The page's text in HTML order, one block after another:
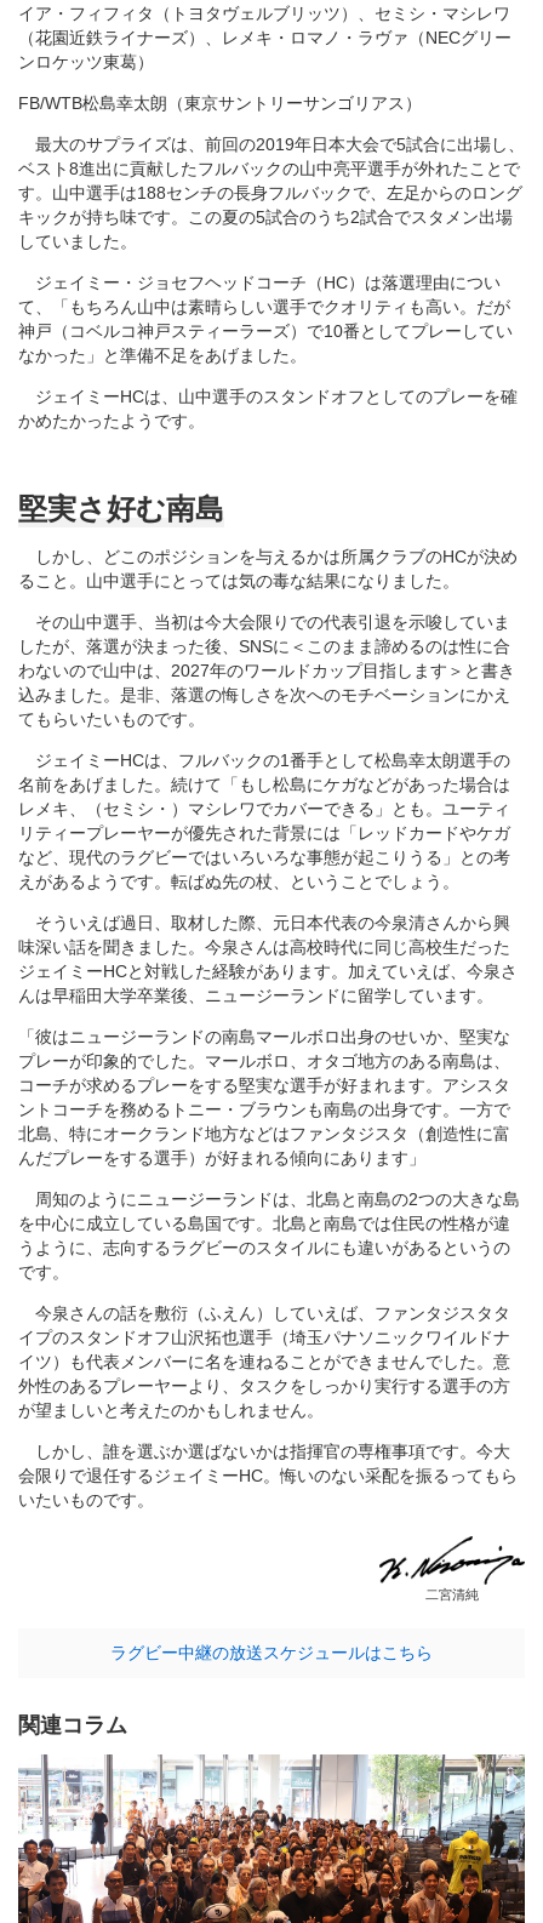
イア・フィフィタ（トヨタヴェルブリッツ）、セミシ・マシレワ
（花園近鉄ライナーズ）、レメキ・ロマノ・ラヴァ（NECグリー
ンロケッツ東葛）
FB/WTB松島幸太朗（東京サントリーサンゴリアス）
最大のサプライズは、前回の2019年日本大会で5試合に出場し、
ベスト8進出に貢献したフルバックの山中亮平選手が外れたことで
す。山中選手は188センチの長身フルバックで、左足からのロング
キックが持ち味です。この夏の5試合のうち2試合でスタメン出場
していました。
ジェイミー・ジョセフヘッドコーチ（HC）は落選理由につい
て、「もちろん山中は素晴らしい選手でクオリティも高い。だが
神戸（コベルコ神戸スティーラーズ）で10番としてプレーしてい
なかった」と準備不足をあげました。
ジェイミーHCは、山中選手のスタンドオフとしてのプレーを確
かめたかったようです。
堅実さ好む南島
しかし、どこのポジションを与えるかは所属クラブのHCが決め
ること。山中選手にとっては気の毒な結果になりました。
その山中選手、当初は今大会限りでの代表引退を示唆していま
したが、落選が決まった後、SNSに＜このまま諦めるのは性に合
わないので山中は、2027年のワールドカップ目指します＞と書き
込みました。是非、落選の悔しさを次へのモチベーションにかえ
てもらいたいものです。
ジェイミーHCは、フルバックの1番手として松島幸太朗選手の
名前をあげました。続けて「もし松島にケガなどがあった場合は
レメキ、（セミシ・）マシレワでカバーできる」とも。ユーティ
リティープレーヤーが優先された背景には「レッドカードやケガ
など、現代のラグビーではいろいろな事態が起こりうる」との考
えがあるようです。転ばぬ先の杖、ということでしょう。
そういえば過日、取材した際、元日本代表の今泉清さんから興
味深い話を聞きました。今泉さんは高校時代に同じ高校生だった
ジェイミーHCと対戦した経験があります。加えていえば、今泉さ
んは早稲田大学卒業後、ニュージーランドに留学しています。
「彼はニュージーランドの南島マールボロ出身のせいか、堅実な
プレーが印象的でした。マールボロ、オタゴ地方のある南島は、
コーチが求めるプレーをする堅実な選手が好まれます。アシスタ
ントコーチを務めるトニー・ブラウンも南島の出身です。一方で
北島、特にオークランド地方などはファンタジスタ（創造性に富
んだプレーをする選手）が好まれる傾向にあります」
周知のようにニュージーランドは、北島と南島の2つの大きな島
を中心に成立している島国です。北島と南島では住民の性格が違
うように、志向するラグビーのスタイルにも違いがあるというの
です。
今泉さんの話を敷衍（ふえん）していえば、ファンタジスタタ
イプのスタンドオフ山沢拓也選手（埼玉パナソニックワイルドナ
イツ）も代表メンバーに名を連ねることができませんでした。意
外性のあるプレーヤーより、タスクをしっかり実行する選手の方
が望ましいと考えたのかもしれません。
しかし、誰を選ぶか選ばないかは指揮官の専権事項です。今大
会限りで退任するジェイミーHC。悔いのない采配を振るってもら
いたいものです。
二宮清純
ラグビー中継の放送スケジュールはこちら
関連コラム